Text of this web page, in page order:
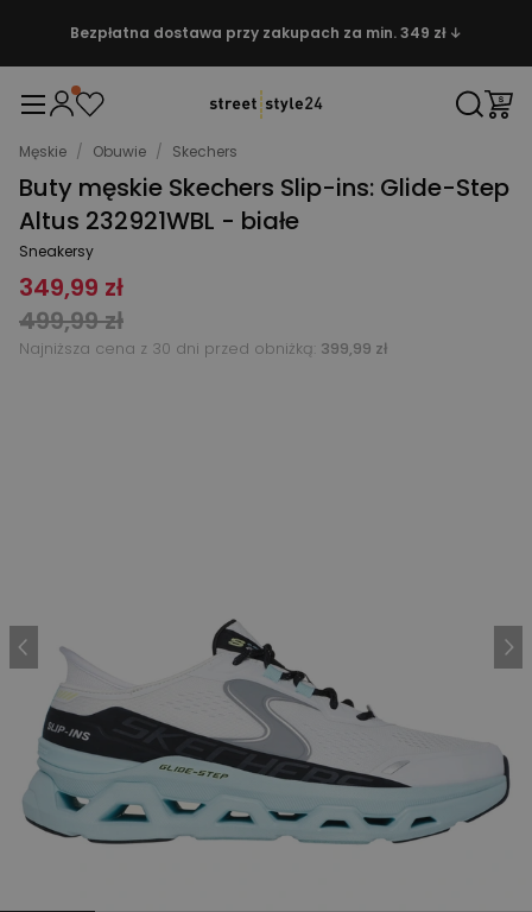
Bezpłatna dostawa przy zakupach za min. 349 zł ↓
Męskie / Obuwie / Skechers
Buty męskie Skechers Slip-ins: Glide-Step
Altus 232921WBL - białe
Sneakersy
349,99 zł
499,99 zł
Najniższa cena z 30 dni przed obniżką: 399,99 zł